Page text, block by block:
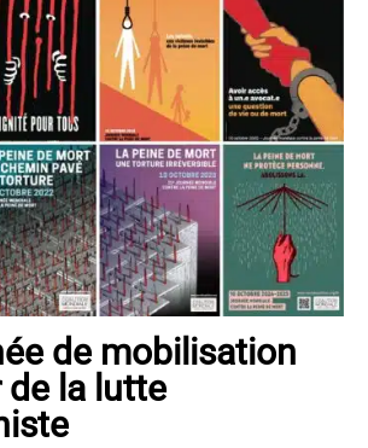
de mobilisation
de la lutte